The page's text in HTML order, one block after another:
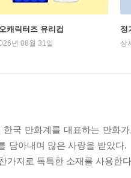
캐릭터즈 유리컵
년 08월 31일
정
상
한국 만화계를 대표하는 만화
를 담아내며 많은 사랑을 받았
가지로 독특한 소재를 사용한